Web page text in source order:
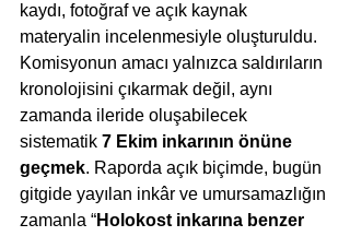
kaydı, fotoğraf ve açık kaynak
materyalin incelenmesiyle oluşturuldu.
Komisyonun amacı yalnızca saldırıların
kronolojisini çıkarmak değil, aynı
zamanda ileride oluşabilecek
sistematik 7 Ekim inkarının önüne
geçmek. Raporda açık biçimde, bugün
gitgide yayılan inkâr ve umursamazlığın
zamanla “Holokost inkarına benzer